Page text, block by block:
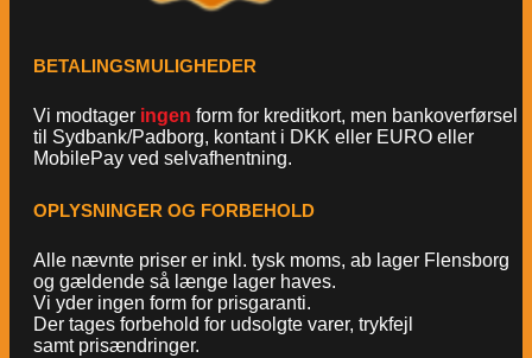
BETALINGSMULIGHEDER
Vi modtager ingen form for kreditkort, men bankoverførsel
til Sydbank/Padborg, kontant i DKK eller EURO eller
MobilePay ved selvafhentning.
OPLYSNINGER OG FORBEHOLD
Alle nævnte priser er inkl. tysk moms, ab lager Flensborg
og gældende så længe lager haves.
Vi yder ingen form for prisgaranti.
Der tages forbehold for udsolgte varer, trykfejl
samt prisændringer.